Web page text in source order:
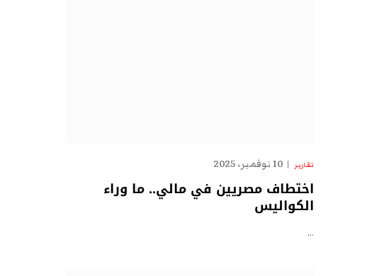
تقارير 10 نوفمبر، 2025
اختطاف مصريين في مالي.. ما وراء
الكواليس
…